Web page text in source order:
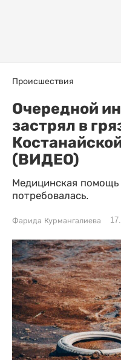
Происшествия
Очередной
застрял в
(ВИДЕО)
Медицинская
потребовалась.
Фарида Курмангалиева